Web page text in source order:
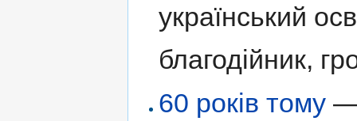
український
благодійник,
60 років тому